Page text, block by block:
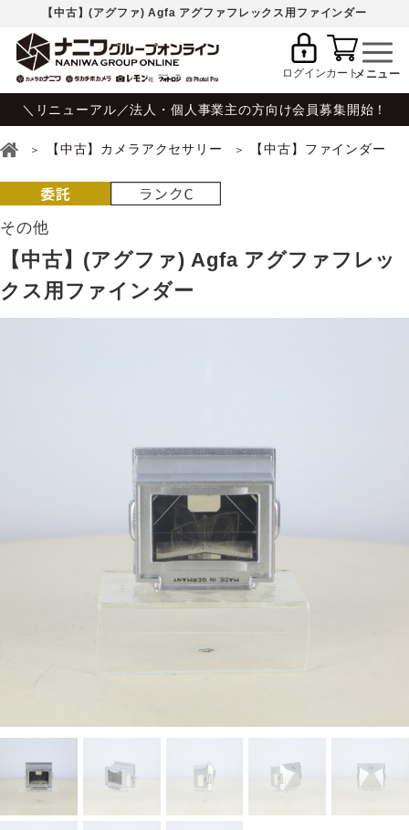
【中古】(アグファ) Agfa アグファフレックス用ファインダー
ログインカート
＼リニューアル／法人・個人事業主の方向け会員募集開始！
【中古】カメラアクセサリー 【中古】ファインダー
その他
【中古】(アグファ) Agfa アグファフレッ
クス用ファインダー